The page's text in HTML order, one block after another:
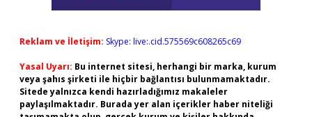
Reklam ve İletişim: Skype: live:.cid.575569c608265c69
Yasal Uyarı: Bu internet sitesi, herhangi bir marka, kurum
veya şahıs şirketi ile hiçbir bağlantısı bulunmamaktadır.
Sitede yalnızca kendi hazırladığımız makaleler
paylaşılmaktadır. Burada yer alan içerikler haber niteliği